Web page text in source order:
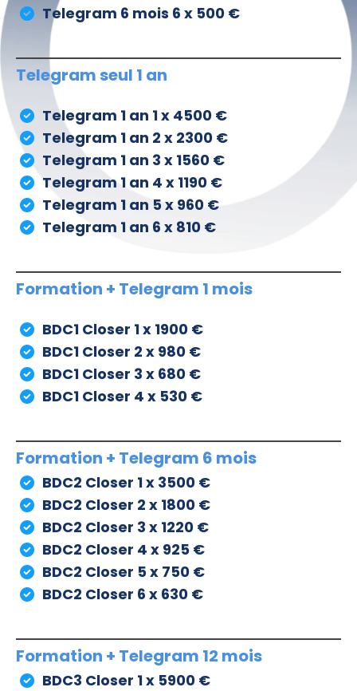
Telegram 6 mois 6 x 500 €
Telegram seul 1 an
Telegram 1 an 1 x 4500 €
Telegram 1 an 2 x 2300 €
Telegram 1 an 3 x 1560 €
Telegram 1 an 4 x 1190 €
Telegram 1 an 5 x 960 €
Telegram 1 an 6 x 810 €
Formation + Telegram 1 mois
BDC1 Closer 1 x 1900 €
BDC1 Closer 2 x 980 €
BDC1 Closer 3 x 680 €
BDC1 Closer 4 x 530 €
Formation + Telegram 6 mois
BDC2 Closer 1 x 3500 €
BDC2 Closer 2 x 1800 €
BDC2 Closer 3 x 1220 €
BDC2 Closer 4 x 925 €
BDC2 Closer 5 x 750 €
BDC2 Closer 6 x 630 €
Formation + Telegram 12 mois
BDC3 Closer 1 x 5900 €